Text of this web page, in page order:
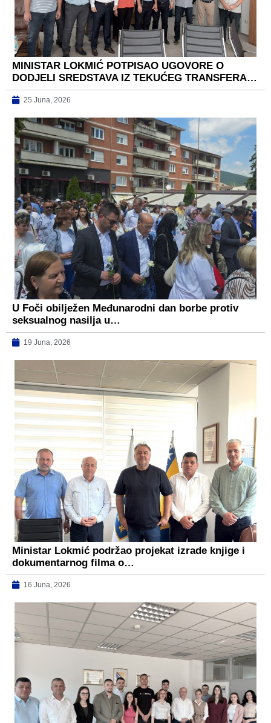
MINISTAR LOKMIĆ POTPISAO UGOVORE O
DODJELI SREDSTAVA IZ TEKUĆEG TRANSFERA…
25 Juna, 2026
U Foči obilježen Međunarodni dan borbe protiv
seksualnog nasilja u…
19 Juna, 2026
Ministar Lokmić podržao projekat izrade knjige i
dokumentarnog filma o…
16 Juna, 2026